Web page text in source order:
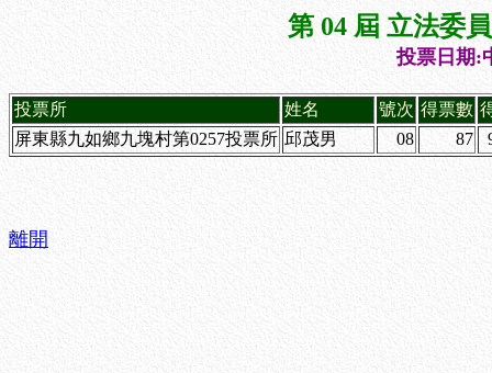
第 04 屆 立法委
投票日期:
投票所 姓名 號次 得票數
屏東縣九如鄉九塊村第0257投票所 邱茂男 08 87
離開